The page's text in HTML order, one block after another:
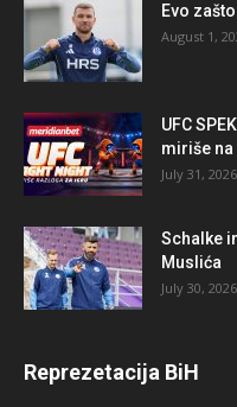
Evo
August 1,
UFC
miriše
July 31, 2026
Schalke
Muslića
July 30, 2026
Reprezetacija BiH